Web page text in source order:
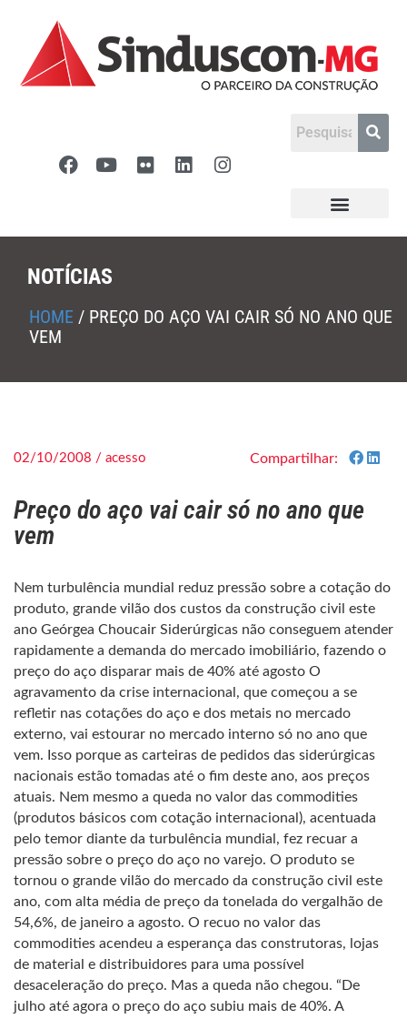
NOTÍCIAS
HOME / PREÇO DO AÇO VAI CAIR SÓ NO ANO QUE
VEM
02/10/2008 / acesso Compartilhar:
Preço do aço vai cair só no ano que
vem
Nem turbulência mundial reduz pressão sobre a cotação do
produto, grande vilão dos custos da construção civil este
ano Geórgea Choucair Siderúrgicas não conseguem atender
rapidamente a demanda do mercado imobiliário, fazendo o
preço do aço disparar mais de 40% até agosto O
agravamento da crise internacional, que começou a se
refletir nas cotações do aço e dos metais no mercado
externo, vai estourar no mercado interno só no ano que
vem. Isso porque as carteiras de pedidos das siderúrgicas
nacionais estão tomadas até o fim deste ano, aos preços
atuais. Nem mesmo a queda no valor das commodities
(produtos básicos com cotação internacional), acentuada
pelo temor diante da turbulência mundial, fez recuar a
pressão sobre o preço do aço no varejo. O produto se
tornou o grande vilão do mercado da construção civil este
ano, com alta média de preço da tonelada do vergalhão de
54,6%, de janeiro a agosto. O recuo no valor das
commodities acendeu a esperança das construtoras, lojas
de material e distribuidores para uma possível
desaceleração do preço. Mas a queda não chegou. “De
julho até agora o preço do aço subiu mais de 40%. A